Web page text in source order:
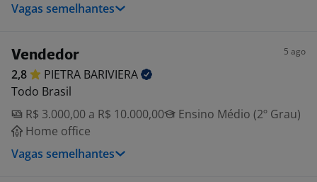
Vagas semelhantes
Vendedor 5 ago
2,8 PIETRA BARIVIERA
Todo Brasil
R$ 3.000,00 a R$ 10.000,00
Ensino Médio (2º Grau)
Home office
Vagas semelhantes